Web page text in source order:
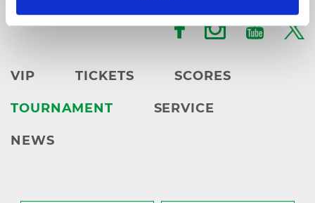
VIP TICKETS SCORES
TOURNAMENT SERVICE
NEWS